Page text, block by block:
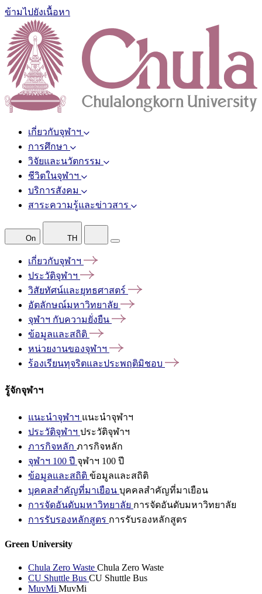
ข้ามไปยังเนื้อหา
เกี่ยวกับจุฬาฯ
การศึกษา
วิจัยและนวัตกรรม
ชีวิตในจุฬาฯ
บริการสังคม
สาระความรู้และข่าวสาร
On TH
เกี่ยวกับจุฬาฯ
ประวัติจุฬาฯ
วิสัยทัศน์และยุทธศาสตร์
อัตลักษณ์มหาวิทยาลัย
จุฬาฯ กับความยั่งยืน
ข้อมูลและสถิติ
หน่วยงานของจุฬาฯ
ร้องเรียนทุจริตและประพฤติมิชอบ
รู้จักจุฬาฯ
แนะนำจุฬาฯ แนะนำจุฬาฯ
ประวัติจุฬาฯ ประวัติจุฬาฯ
ภารกิจหลัก ภารกิจหลัก
จุฬาฯ 100 ปี จุฬาฯ 100 ปี
ข้อมูลและสถิติ ข้อมูลและสถิติ
บุคคลสำคัญที่มาเยือน บุคคลสำคัญที่มาเยือน
การจัดอันดับมหาวิทยาลัย การจัดอันดับมหาวิทยาลัย
การรับรองหลักสูตร การรับรองหลักสูตร
Green University
Chula Zero Waste Chula Zero Waste
CU Shuttle Bus CU Shuttle Bus
MuvMi MuvMi